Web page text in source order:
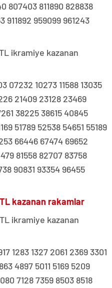
807403 811890 828838
911892 959099 961243
ikramiye kazanan
07232 10273 11588 13035
21409 23128 23469
38225 38615 40845
51789 52538 54651 55189
66446 67474 69652
81558 82707 83758
90831 93354 96455
kazanan rakamlar
ikramiye kazanan
1283 1327 2061 2369 3301
4897 5011 5169 5209
7128 7359 8503 8518